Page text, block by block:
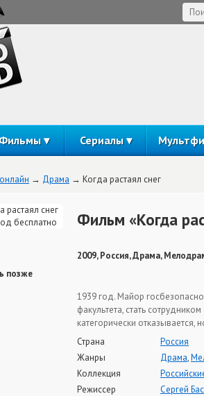
Фильмы Сериалы
Драма Когда растаял снег
Фильм «Когда
2009, Россия, Драма,
1939 год. Майор
факультета, стать
категорически отказывается,
Страна
Россия
Жанры
Драма,
Коллекция
Режиссер
Сергей